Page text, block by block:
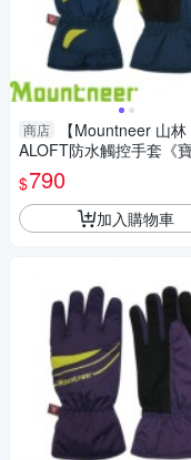
商店
【Mountneer 山
ALOFT防水觸控手套《
黃》】12G07/防風/可觸
車手套
$790
加入購物車